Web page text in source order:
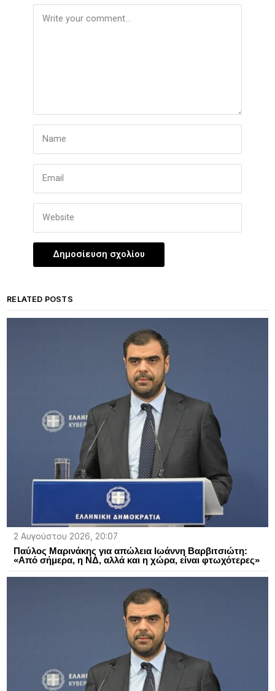
RELATED POSTS
2 Αυγούστου 2026, 20:07
Παύλος Μαρινάκης για απώλεια Ιωάννη Βαρβιτσιώτη:
«Από σήμερα, η ΝΔ, αλλά και η χώρα, είναι φτωχότερες»